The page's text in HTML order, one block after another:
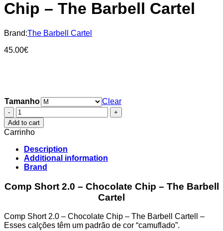
Chip – The Barbell Cartel
Brand:The Barbell Cartel
45.00€
Tamanho
Clear
Comp
Short
2.0
-
Chocolate
Chip
-
The
Barbell
Cartel
Add to cart
Carrinho
Description
Additional information
Brand
Comp Short 2.0 – Chocolate Chip – The Barbell
Cartel
Comp Short 2.0 – Chocolate Chip – The Barbell Cartell –
Esses calções têm um padrão de cor “camuflado”.